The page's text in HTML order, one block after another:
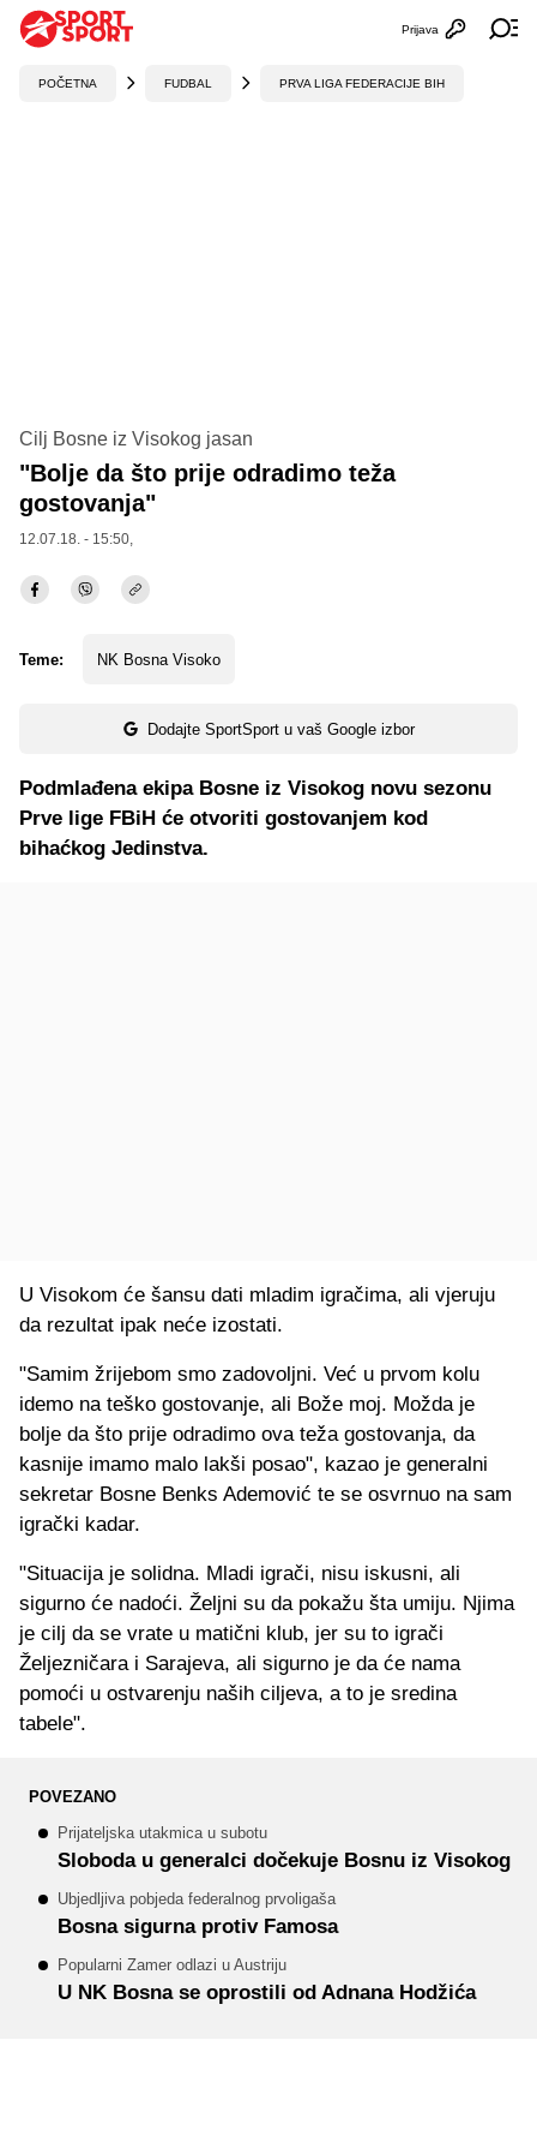
Otvori
Prijava
POČETNA FUDBAL PRVA LIGA FEDERACIJE BIH
Cilj Bosne iz Visokog jasan
"Bolje da što prije odradimo teža
gostovanja"
12.07.18. - 15:50,
Teme: NK Bosna Visoko
Dodajte SportSport u vaš Google izbor
Podmlađena ekipa Bosne iz Visokog novu sezonu
Prve lige FBiH će otvoriti gostovanjem kod
bihaćkog Jedinstva.
U Visokom će šansu dati mladim igračima, ali vjeruju
da rezultat ipak neće izostati.
"Samim žrijebom smo zadovoljni. Već u prvom kolu
idemo na teško gostovanje, ali Bože moj. Možda je
bolje da što prije odradimo ova teža gostovanja, da
kasnije imamo malo lakši posao", kazao je generalni
sekretar Bosne Benks Ademović te se osvrnuo na sam
igrački kadar.
"Situacija je solidna. Mladi igrači, nisu iskusni, ali
sigurno će nadoći. Željni su da pokažu šta umiju. Njima
je cilj da se vrate u matični klub, jer su to igrači
Željezničara i Sarajeva, ali sigurno je da će nama
pomoći u ostvarenju naših ciljeva, a to je sredina
tabele".
POVEZANO
Prijateljska utakmica u subotu
Sloboda u generalci dočekuje Bosnu iz Visokog
Ubjedljiva pobjeda federalnog prvoligaša
Bosna sigurna protiv Famosa
Popularni Zamer odlazi u Austriju
U NK Bosna se oprostili od Adnana Hodžića